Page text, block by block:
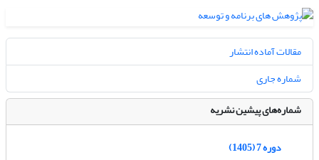
مقالات آماده انتشار
شماره جاری
شماره‌های پیشین نشریه
دوره 7 (1405)